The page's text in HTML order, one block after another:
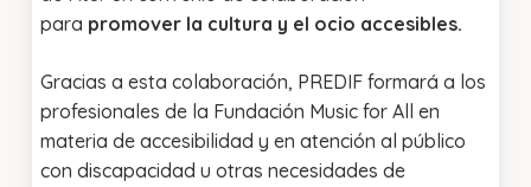
para promover la cultura y el ocio accesibles.
Gracias a esta colaboración, PREDIF formará a los
profesionales de la Fundación Music for All en
materia de accesibilidad y en atención al público
con discapacidad u otras necesidades de